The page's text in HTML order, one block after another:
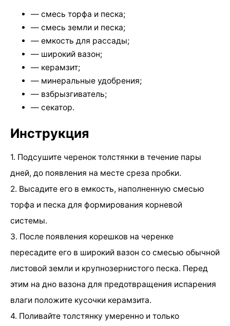
— смесь торфа и песка;
— смесь земли и песка;
— емкость для рассады;
— широкий вазон;
— керамзит;
— минеральные удобрения;
— взбрызгиватель;
— секатор.
Инструкция
1. Подсушите черенок толстянки в течение пары
дней, до появления на месте среза пробки.
2. Высадите его в емкость, наполненную смесью
торфа и песка для формирования корневой
системы.
3. После появления корешков на черенке
пересадите его в широкий вазон со смесью обычной
листовой земли и крупнозернистого песка. Перед
этим на дно вазона для предотвращения испарения
влаги положите кусочки керамзита.
4. Поливайте толстянку умеренно и только